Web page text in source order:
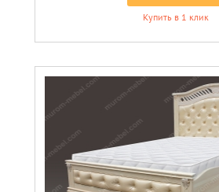
Купить в 1 клик